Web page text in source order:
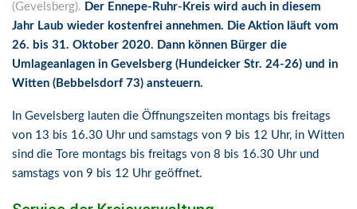
Email Linkedin Telegram
Facebook Messenger
(Gevelsberg). Der Ennepe-Ruhr-Kreis wird auch in diesem
Jahr Laub wieder kostenfrei annehmen. Die Aktion läuft vom
26. bis 31. Oktober 2020. Dann können Bürger die
Umlageanlagen in Gevelsberg (Hundeicker Str. 24-26) und in
Witten (Bebbelsdorf 73) ansteuern.
In Gevelsberg lauten die Öffnungszeiten montags bis freitags
von 13 bis 16.30 Uhr und samstags von 9 bis 12 Uhr, in Witten
sind die Tore montags bis freitags von 8 bis 16.30 Uhr und
samstags von 9 bis 12 Uhr geöffnet.